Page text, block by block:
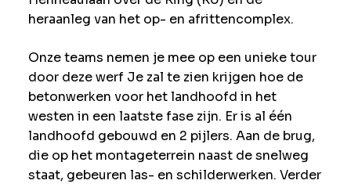
heraanleg van het op- en afrittencomplex.
Onze teams nemen je mee op een unieke tour
door deze werf Je zal te zien krijgen hoe de
betonwerken voor het landhoofd in het
westen in een laatste fase zijn. Er is al één
landhoofd gebouwd en 2 pijlers. Aan de brug,
die op het montageterrein naast de snelweg
staat, gebeuren las- en schilderwerken. Verder